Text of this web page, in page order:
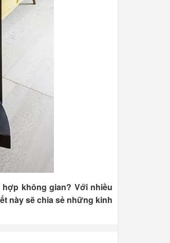
không gian? Với nhiều
này sẽ chia sẻ những kinh